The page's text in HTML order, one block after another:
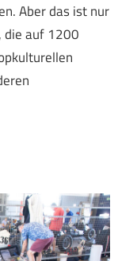
Aber das ist nur
die auf 1200